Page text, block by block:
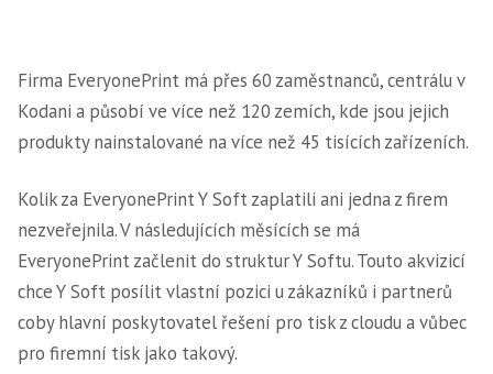
Firma EveryonePrint má přes 60 zaměstnanců, centrálu v
Kodani a působí ve více než 120 zemích, kde jsou jejich
produkty nainstalované na více než 45 tisících zařízeních.
Kolik za EveryonePrint Y Soft zaplatili ani jedna z firem
nezveřejnila. V následujících měsících se má
EveryonePrint začlenit do struktur Y Softu. Touto akvizicí
chce Y Soft posílit vlastní pozici u zákazníků i partnerů
coby hlavní poskytovatel řešení pro tisk z cloudu a vůbec
pro firemní tisk jako takový.